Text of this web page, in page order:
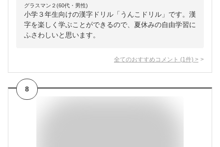
グラスマン２(60代・男性)
小学３年生向けの漢字ドリル「うんこドリル」です。漢
字を楽しく学ぶことができるので、夏休みの自由学習に
ふさわしいと思います。
全てのおすすめコメント (1 件) >
8